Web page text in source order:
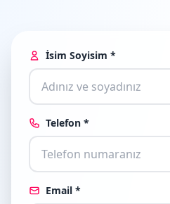
İsim Soyisim *
Telefon *
Email *